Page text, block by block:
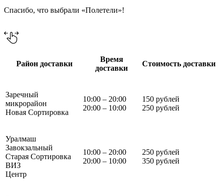
Спасибо, что выбрали «Полетели»!
Район доставки
Время
доставки
Стоимость доставки
Заречный
микрорайон
Новая Сортировка
10:00 – 20:00
20:00 – 10:00
150 рублей
250 рублей
Уралмаш
Завокзальный
Старая Сортировка
ВИЗ
Центр
10:00 – 20:00
20:00 – 10:00
250 рублей
350 рублей